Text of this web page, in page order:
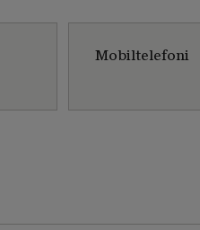
Mobiltelefoni